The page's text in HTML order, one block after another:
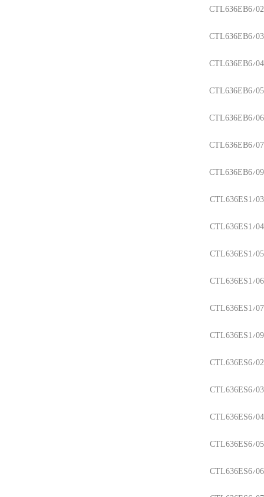
CTL636EB6/02
CTL636EB6/03
CTL636EB6/04
CTL636EB6/05
CTL636EB6/06
CTL636EB6/07
CTL636EB6/09
CTL636ES1/03
CTL636ES1/04
CTL636ES1/05
CTL636ES1/06
CTL636ES1/07
CTL636ES1/09
CTL636ES6/02
CTL636ES6/03
CTL636ES6/04
CTL636ES6/05
CTL636ES6/06